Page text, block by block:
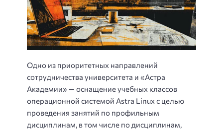
Одно из приоритетных направлений
сотрудничества университета и «Астра
Академии» — оснащение учебных классов
операционной системой Astra Linux с целью
проведения занятий по профильным
дисциплинам, в том числе по дисциплинам,